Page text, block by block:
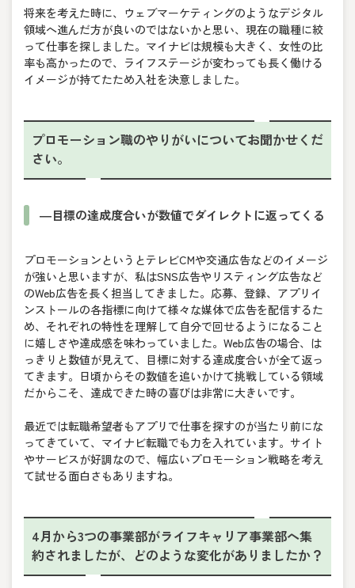
将来を考えた時に、ウェブマーケティングのようなデジタル
領域へ進んだ方が良いのではないかと思い、現在の職種に絞
って仕事を探しました。マイナビは規模も大きく、女性の比
率も高かったので、ライフステージが変わっても長く働ける
イメージが持てたため入社を決意しました。
プロモーション職のやりがいについてお聞かせくだ
さい。
―目標の達成度合いが数値でダイレクトに返ってくる
プロモーションというとテレビCMや交通広告などのイメージ
が強いと思いますが、私はSNS広告やリスティング広告など
のWeb広告を長く担当してきました。応募、登録、アプリイ
ンストールの各指標に向けて様々な媒体で広告を配信するた
め、それぞれの特性を理解して自分で回せるようになること
に嬉しさや達成感を味わっていました。Web広告の場合、は
っきりと数値が見えて、目標に対する達成度合いが全て返っ
てきます。日頃からその数値を追いかけて挑戦している領域
だからこそ、達成できた時の喜びは非常に大きいです。
最近では転職希望者もアプリで仕事を探すのが当たり前にな
ってきていて、マイナビ転職でも力を入れています。サイト
やサービスが好調なので、幅広いプロモーション戦略を考え
て試せる面白さもありますね。
4月から3つの事業部がライフキャリア事業部へ集
約されましたが、どのような変化がありましたか？